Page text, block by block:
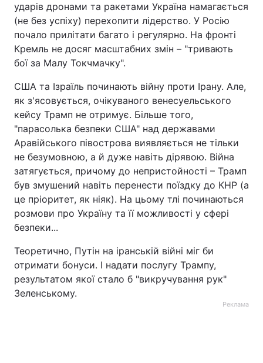
Тема оформлення
ударів дронами та ракетами Україна намагається
(не без успіху) перехопити лідерство. У Росію
почало прилітати багато і регулярно. На фронті
Кремль не досяг масштабних змін – "тривають
бої за Малу Токчмачку".
США та Ізраїль починають війну проти Ірану. Але,
як з'ясовується, очікуваного венесуельського
кейсу Трамп не отримує. Більше того,
"парасолька безпеки США" над державами
Аравійського півострова виявляється не тільки
не безумовною, а й дуже навіть дірявою. Війна
затягується, причому до непристойності – Трамп
був змушений навіть перенести поїздку до КНР (а
це пріоритет, як ніяк). На цьому тлі починаються
розмови про Україну та її можливості у сфері
безпеки...
Теоретично, Путін на іранській війні міг би
отримати бонуси. І надати послугу Трампу,
результатом якої стало б "викручування рук"
Зеленському.
Реклама